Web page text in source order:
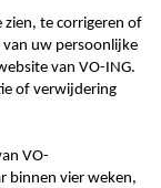
zien, te corrigeren of
van uw persoonlijke
van VO-ING.
of verwijdering
VO-
binnen vier weken,